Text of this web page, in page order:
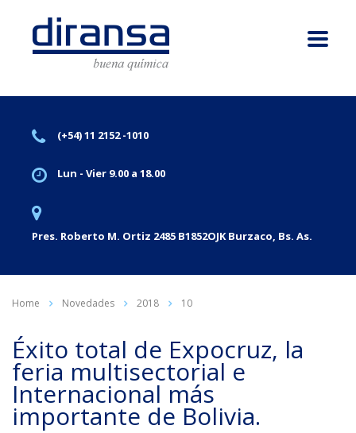
(+54) 11 2152 -1010
Lun - Vier 9.00 a 18.00
Pres. Roberto M. Ortiz 2485 B1852OJK Burzaco, Bs. As.
Home Novedades 2018 10
Éxito total de Expocruz, la
feria multisectorial e
Internacional más
importante de Bolivia.